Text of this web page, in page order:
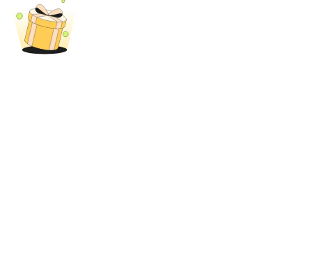
BTC Welcome Rewards